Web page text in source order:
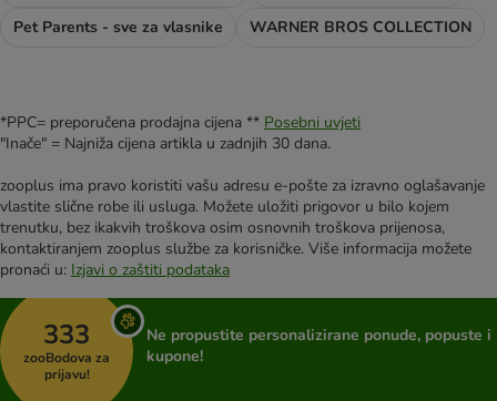
Pet Parents - sve za vlasnike
WARNER BROS COLLECTION
*PPC= preporučena prodajna cijena ** Posebni uvjeti
"Inače" = Najniža cijena artikla u zadnjih 30 dana.
zooplus ima pravo koristiti vašu adresu e-pošte za izravno oglašavanje
vlastite slične robe ili usluga. Možete uložiti prigovor u bilo kojem
trenutku, bez ikakvih troškova osim osnovnih troškova prijenosa,
kontaktiranjem zooplus službe za korisničke. Više informacija možete
pronaći u: Izjavi o zaštiti podataka
333
zooBodova za
prijavu!
Ne propustite personalizirane ponude, popuste i
kupone!